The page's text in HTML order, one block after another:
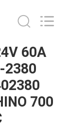
60A
2380
700